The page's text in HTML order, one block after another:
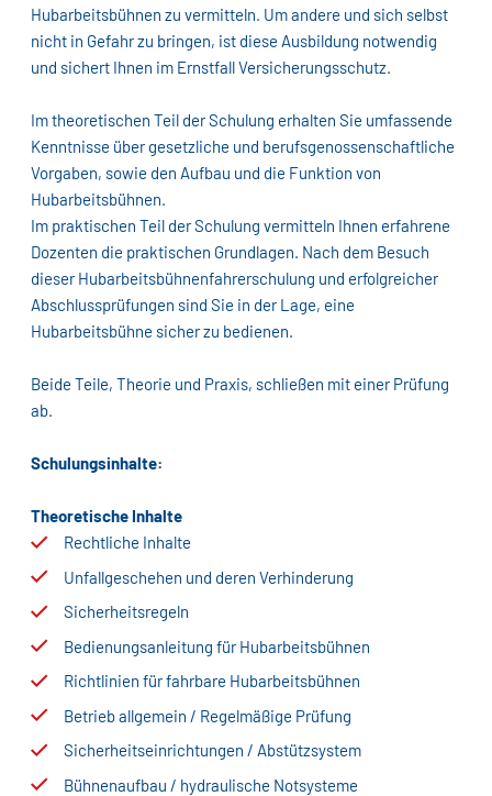
Hubarbeitsbühnen zu vermitteln. Um andere und sich selbst
nicht in Gefahr zu bringen, ist diese Ausbildung notwendig
und sichert Ihnen im Ernstfall Versicherungsschutz.
Im theoretischen Teil der Schulung erhalten Sie umfassende
Kenntnisse über gesetzliche und berufsgenossenschaftliche
Vorgaben, sowie den Aufbau und die Funktion von
Hubarbeitsbühnen.
Im praktischen Teil der Schulung vermitteln Ihnen erfahrene
Dozenten die praktischen Grundlagen. Nach dem Besuch
dieser Hubarbeitsbühnenfahrerschulung und erfolgreicher
Abschlussprüfungen sind Sie in der Lage, eine
Hubarbeitsbühne sicher zu bedienen.
Beide Teile, Theorie und Praxis, schließen mit einer Prüfung
ab.
Schulungsinhalte:
Theoretische Inhalte
Rechtliche Inhalte
Unfallgeschehen und deren Verhinderung
Sicherheitsregeln
Bedienungsanleitung für Hubarbeitsbühnen
Richtlinien für fahrbare Hubarbeitsbühnen
Betrieb allgemein / Regelmäßige Prüfung
Sicherheitseinrichtungen / Abstützsystem
Bühnenaufbau / hydraulische Notsysteme